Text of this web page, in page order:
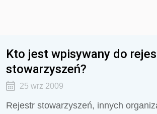
Kto jest wpisywany do
stowarzyszeń?
25 wrz 2009
Rejestr stowarzyszeń, innych